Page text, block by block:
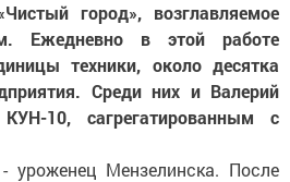
город», возглавляемое
Ежедневно в этой работе
техники, около десятка
Среди них и Валерий
10, сагрегатированным с
уроженец Мензелинска. После